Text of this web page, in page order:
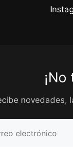
novedades,